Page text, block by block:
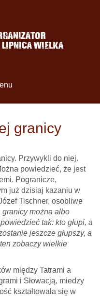
granicy
Przywykli do niej.
powiedzieć, że jest
Pogranicze,
już dzisiaj kazaniu w
Tischner, osobliwe
granicy można albo
tak: kto głupi, a
jeszcze głupszy, a
zobaczy wielkie
między Tatrami a
i Słowacją, miedzy
kształtowała się w